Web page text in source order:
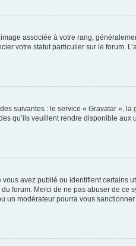
associée à votre rang,
votre statut particulier sur le forum.
suivantes : le service « Gravatar », la
qu’ils veuillent rendre disponible
avez publié ou identifient certains
forum. Merci de ne pas abuser de ce
un modérateur pourra vous